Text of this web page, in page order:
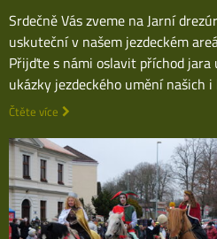
Srdečně Vás zveme na Jarní
uskuteční v našem jezdeckém
Přijďte s námi oslavit příchod jara
ukázky jezdeckého umění našich
Čtěte více